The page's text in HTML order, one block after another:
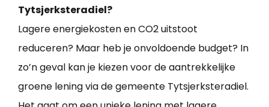
Tytsjerksteradiel?
Lagere energiekosten en CO2 uitstoot
reduceren? Maar heb je onvoldoende budget? In
zo’n geval kan je kiezen voor de aantrekkelijke
groene lening via de gemeente Tytsjerksteradiel.